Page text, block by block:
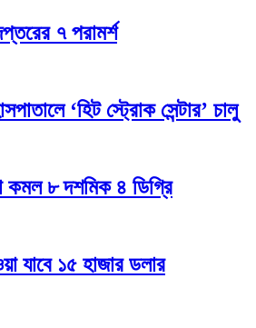
৭ পরামর্শ
‘হিট স্ট্রোক সেন্টার’ চালু
কমল ৮ দশমিক ৪ ডিগ্রি
যাবে ১৫ হাজার ডলার